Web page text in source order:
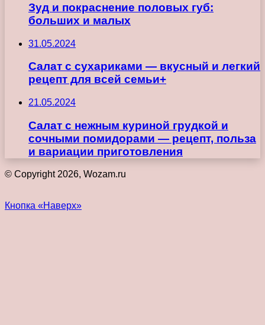
Зуд и покраснение половых губ:
больших и малых
31.05.2024
Салат с сухариками — вкусный и легкий
рецепт для всей семьи+
21.05.2024
Салат с нежным куриной грудкой и
сочными помидорами — рецепт, польза
и вариации приготовления
© Copyright 2026, Wozam.ru
Кнопка «Наверх»